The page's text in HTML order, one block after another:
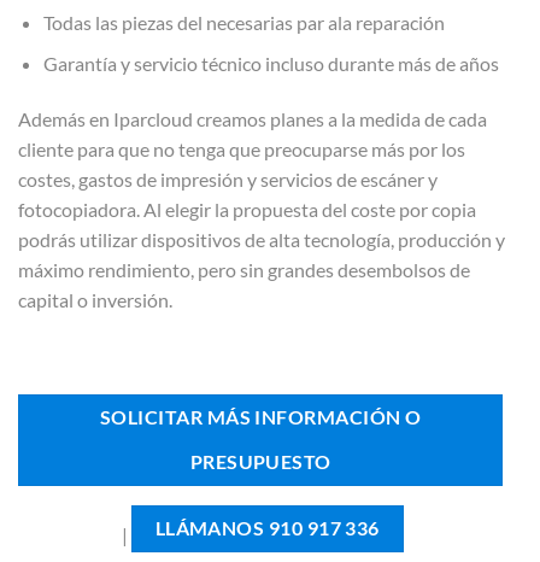
Todas las piezas del necesarias par ala reparación
Garantía y servicio técnico incluso durante más de años
Además en Iparcloud creamos planes a la medida de cada
cliente para que no tenga que preocuparse más por los
costes, gastos de impresión y servicios de escáner y
fotocopiadora. Al elegir la propuesta del coste por copia
podrás utilizar dispositivos de alta tecnología, producción y
máximo rendimiento, pero sin grandes desembolsos de
capital o inversión.
SOLICITAR MÁS INFORMACIÓN O
PRESUPUESTO
| LLÁMANOS 910 917 336